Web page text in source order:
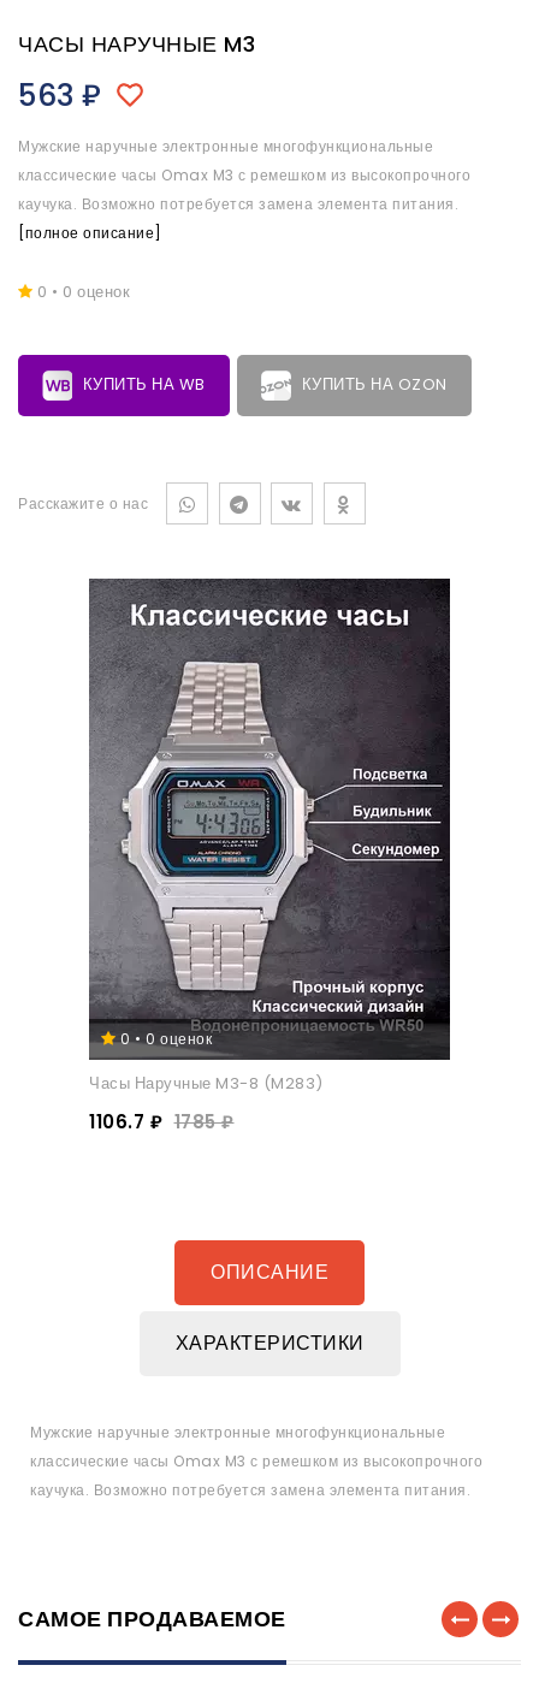
ЧАСЫ НАРУЧНЫЕ M3
563 ₽
Мужские наручные электронные многофункциональные
классические часы Omax M3 с ремешком из высокопрочного
каучука. Возможно потребуется замена элемента питания.
[полное описание]
0 • 0 оценок
КУПИТЬ НА WB КУПИТЬ НА OZON
Расскажите о нас
0 • 0 оценок
Часы Наручные M3-8 (M283)
1106.7 ₽ 1785 ₽
ОПИСАНИЕ
ХАРАКТЕРИСТИКИ
Мужские наручные электронные многофункциональные
классические часы Omax M3 с ремешком из высокопрочного
каучука. Возможно потребуется замена элемента питания.
САМОЕ ПРОДАВАЕМОЕ